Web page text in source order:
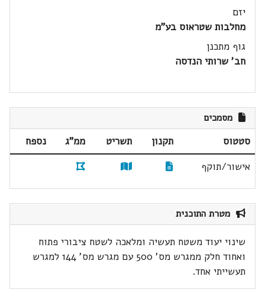
יזם
מחלבות שטראוס בע"מ
גוף מתכנן
חב' שרותי הנדסה
מסמכים
סטטוס תקנון תשריט ממ"ג
נספח
אישור/תוקף
מטרת התוכנית
שינוי יעוד משטח תעשיה ומלאכה לשטח ציבורי פתוח
ואחוד חלק ממגרש מס' 500 עם מגרש מס' 144 למגרש
תעשייתי אחד.